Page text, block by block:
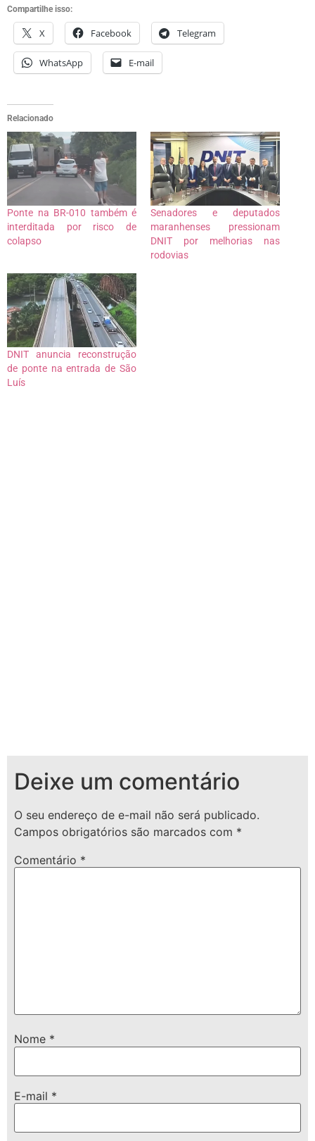
Compartilhe isso:
X Facebook Telegram
WhatsApp E-mail
Relacionado
Ponte na BR-010 também é
interditada por risco de
colapso
Senadores e deputados
maranhenses pressionam
DNIT por melhorias nas
rodovias
DNIT anuncia reconstrução
de ponte na entrada de São
Luís
Deixe um comentário
O seu endereço de e-mail não será publicado.
Campos obrigatórios são marcados com *
Comentário *
Nome *
E-mail *